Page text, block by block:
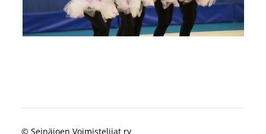
© Seinäjoen Voimistelijat ry